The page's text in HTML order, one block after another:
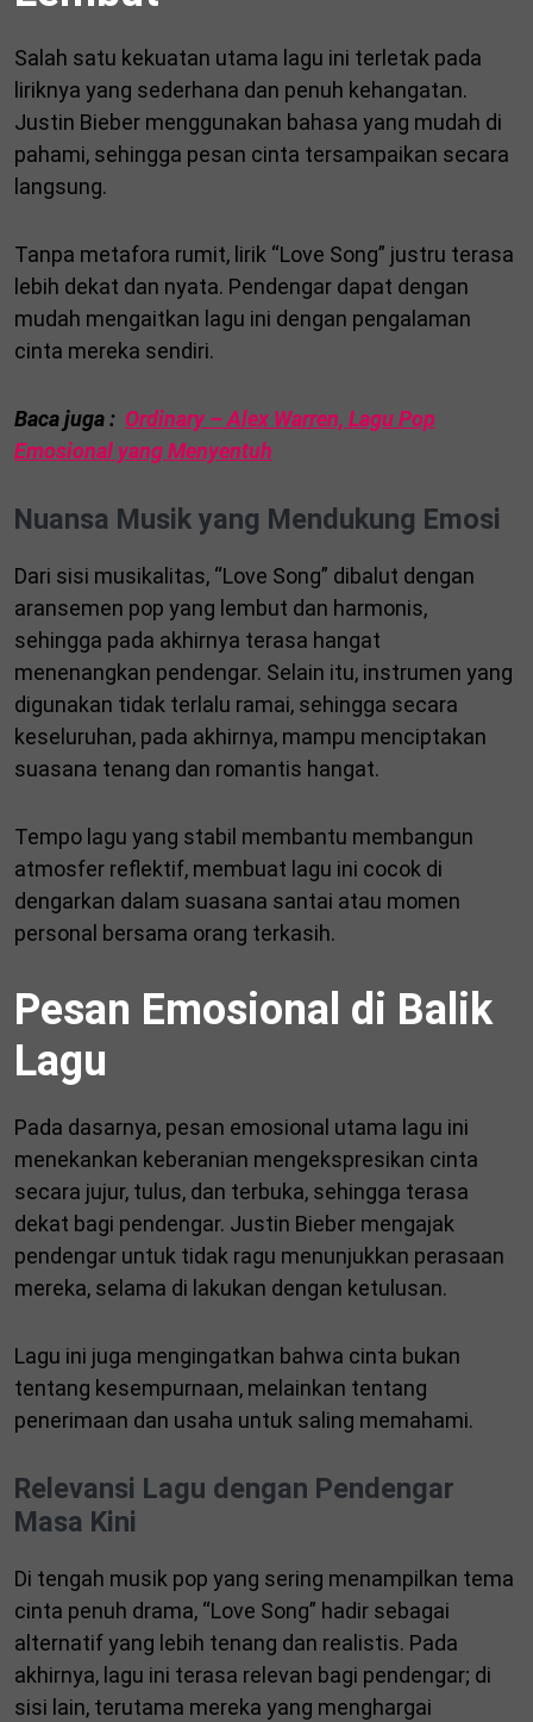
Salah satu kekuatan utama lagu ini terletak pada
liriknya yang sederhana dan penuh kehangatan.
Justin Bieber menggunakan bahasa yang mudah di
pahami, sehingga pesan cinta tersampaikan secara
langsung.
Tanpa metafora rumit, lirik “Love Song” justru terasa
lebih dekat dan nyata. Pendengar dapat dengan
mudah mengaitkan lagu ini dengan pengalaman
cinta mereka sendiri.
Baca juga : Ordinary – Alex Warren, Lagu Pop
Emosional yang Menyentuh
Nuansa Musik yang Mendukung Emosi
Dari sisi musikalitas, “Love Song” dibalut dengan
aransemen pop yang lembut dan harmonis,
sehingga pada akhirnya terasa hangat
menenangkan pendengar. Selain itu, instrumen yang
digunakan tidak terlalu ramai, sehingga secara
keseluruhan, pada akhirnya, mampu menciptakan
suasana tenang dan romantis hangat.
Tempo lagu yang stabil membantu membangun
atmosfer reflektif, membuat lagu ini cocok di
dengarkan dalam suasana santai atau momen
personal bersama orang terkasih.
Pesan Emosional di Balik
Lagu
Pada dasarnya, pesan emosional utama lagu ini
menekankan keberanian mengekspresikan cinta
secara jujur, tulus, dan terbuka, sehingga terasa
dekat bagi pendengar. Justin Bieber mengajak
pendengar untuk tidak ragu menunjukkan perasaan
mereka, selama di lakukan dengan ketulusan.
Lagu ini juga mengingatkan bahwa cinta bukan
tentang kesempurnaan, melainkan tentang
penerimaan dan usaha untuk saling memahami.
Relevansi Lagu dengan Pendengar
Masa Kini
Di tengah musik pop yang sering menampilkan tema
cinta penuh drama, “Love Song” hadir sebagai
alternatif yang lebih tenang dan realistis. Pada
akhirnya, lagu ini terasa relevan bagi pendengar; di
sisi lain, terutama mereka yang menghargai